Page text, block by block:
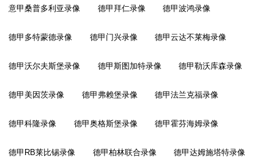
意甲桑普多利亚录像 德甲拜仁录像 德甲波鸿录像
德甲多特蒙德录像 德甲门兴录像 德甲云达不莱梅录像
德甲沃尔夫斯堡录像 德甲斯图加特录像 德甲勒沃库森录像
德甲美因茨录像 德甲弗赖堡录像 德甲法兰克福录像
德甲科隆录像 德甲奥格斯堡录像 德甲霍芬海姆录像
德甲RB莱比锡录像 德甲柏林联合录像 德甲达姆施塔特录像